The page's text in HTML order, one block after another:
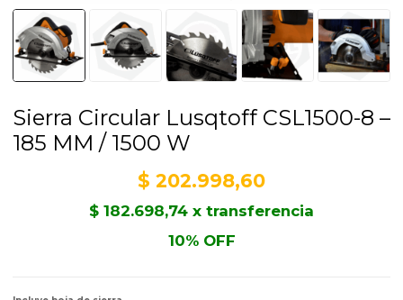
Sierra Circular Lusqtoff CSL1500-8 –
185 MM / 1500 W
$ 202.998,60
$ 182.698,74 x transferencia
10% OFF